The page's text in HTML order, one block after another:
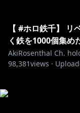
【 #ホロ鉄千】
く鉄を1000個集め
AkiRosenthal Ch.
98,381views ·